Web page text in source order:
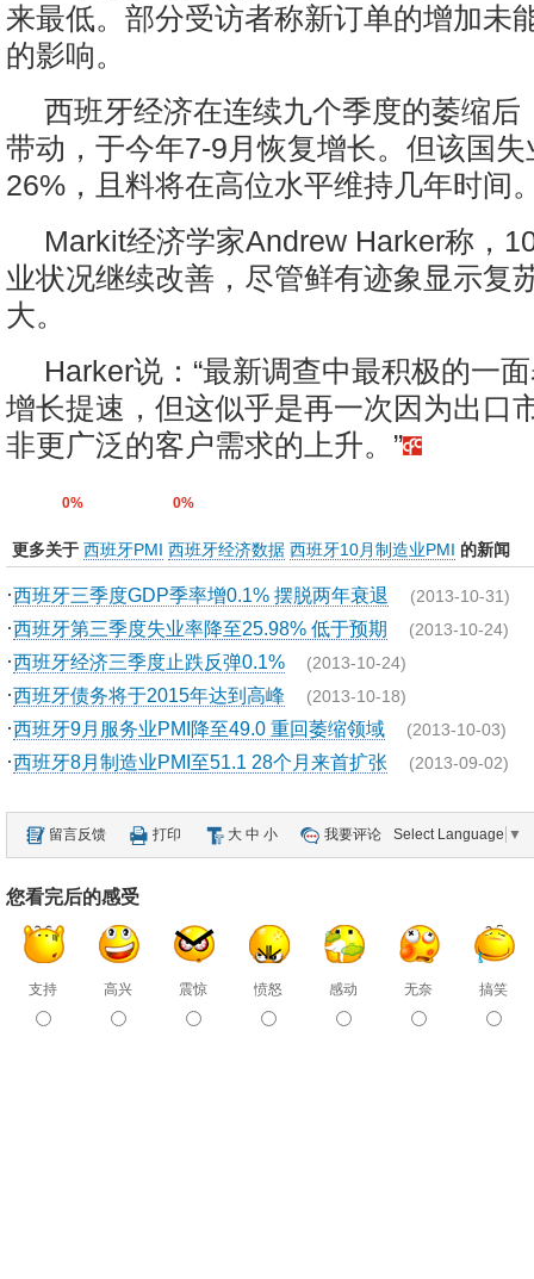
来最低。部分受访者称新订单的增加未
的影响。
西班牙经济在连续九个季度的萎缩后
带动，于今年7-9月恢复增长。但该国
26%，且料将在高位水平维持几年时间
Markit经济学家Andrew Harker称，
业状况继续改善，尽管鲜有迹象显示复
大。
Harker说：“最新调查中最积极的一
增长提速，但这似乎是再一次因为出口
非更广泛的客户需求的上升。”
0% 0%
更多关于 西班牙PMI 西班牙经济数据 西班牙10月制造业PMI 的新闻
·西班牙三季度GDP季率增0.1% 摆脱两年衰退 (2013-10-31)
·西班牙第三季度失业率降至25.98% 低于预期 (2013-10-24)
·西班牙经济三季度止跌反弹0.1% (2013-10-24)
·西班牙债务将于2015年达到高峰 (2013-10-18)
·西班牙9月服务业PMI降至49.0 重回萎缩领域 (2013-10-03)
·西班牙8月制造业PMI至51.1 28个月来首扩张 (2013-09-02)
留言反馈 打印 大 中 小 我要评论 Select Language ▼
您看完后的感受
支持 高兴 震惊 愤怒 感动 无奈 搞笑